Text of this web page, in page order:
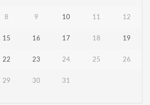
8 9 10 11 12
15 16 17 18 19
22 23 24 25 26
29 30 31